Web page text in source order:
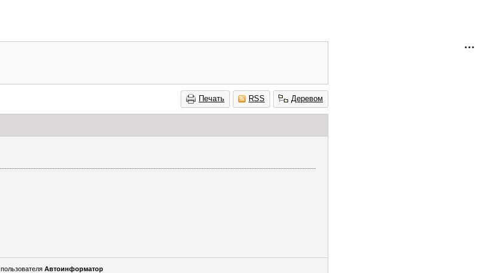
Печать RSS Деревом
пользователя Автоинформатор